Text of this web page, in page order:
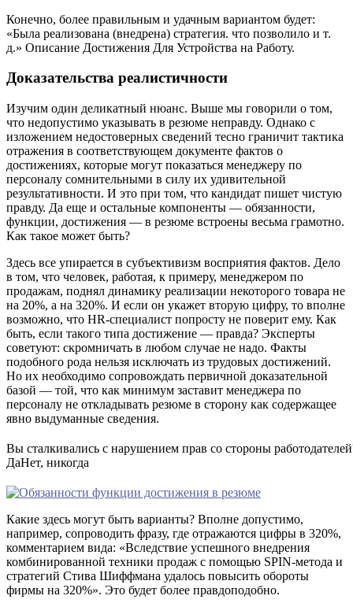
Конечно, более правильным и удачным вариантом будет:
«Была реализована (внедрена) стратегия. что позволило и т.
д.» Описание Достижения Для Устройства на Работу.
Доказательства реалистичности
Изучим один деликатный нюанс. Выше мы говорили о том,
что недопустимо указывать в резюме неправду. Однако с
изложением недостоверных сведений тесно граничит тактика
отражения в соответствующем документе фактов о
достижениях, которые могут показаться менеджеру по
персоналу сомнительными в силу их удивительной
результативности. И это при том, что кандидат пишет чистую
правду. Да еще и остальные компоненты — обязанности,
функции, достижения — в резюме встроены весьма грамотно.
Как такое может быть?
Здесь все упирается в субъективизм восприятия фактов. Дело
в том, что человек, работая, к примеру, менеджером по
продажам, поднял динамику реализации некоторого товара не
на 20%, а на 320%. И если он укажет вторую цифру, то вполне
возможно, что HR-специалист попросту не поверит ему. Как
быть, если такого типа достижение — правда? Эксперты
советуют: скромничать в любом случае не надо. Факты
подобного рода нельзя исключать из трудовых достижений.
Но их необходимо сопровождать первичной доказательной
базой — той, что как минимум заставит менеджера по
персоналу не откладывать резюме в сторону как содержащее
явно выдуманные сведения.
Вы сталкивались с нарушением прав со стороны
ДаНет, никогда
Какие здесь могут быть варианты? Вполне допустимо,
например, сопроводить фразу, где отражаются цифры в 320%,
комментарием вида: «Вследствие успешного внедрения
комбинированной техники продаж с помощью SPIN-метода и
стратегий Стива Шиффмана удалось повысить обороты
фирмы на 320%». Это будет более правдоподобно.